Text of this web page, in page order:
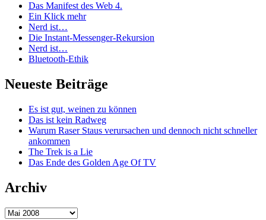
Das Manifest des Web 4.
Ein Klick mehr
Nerd ist…
Die Instant-Messenger-Rekursion
Nerd ist…
Bluetooth-Ethik
Neueste Beiträge
Es ist gut, weinen zu können
Das ist kein Radweg
Warum Raser Staus verursachen und dennoch nicht schneller
ankommen
The Trek is a Lie
Das Ende des Golden Age Of TV
Archiv
Archiv